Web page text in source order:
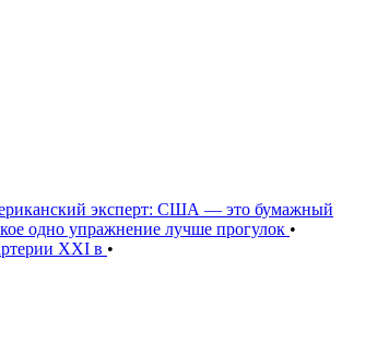
эксперт: США — это бумажный
одно упражнение лучше прогулок •
XXI в •